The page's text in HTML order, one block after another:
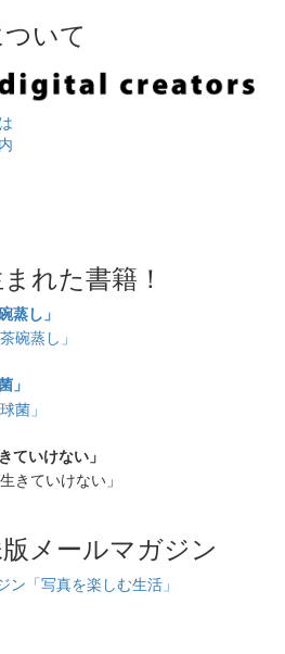
いて
れた書籍！
蒸し」
」
ていけない」
メールマガジン
「写真を楽しむ生活」